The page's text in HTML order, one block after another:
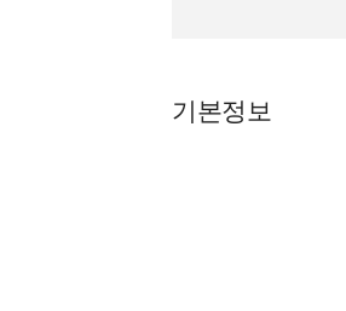
기본정보